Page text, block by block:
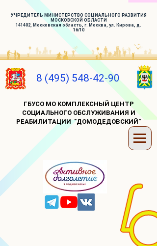
УЧРЕДИТЕЛЬ МИНИСТЕРСТВО СОЦИАЛЬНОГО РАЗВИТИЯ
МОСКОВСКОЙ ОБЛАСТИ
141402, Московская область, г. Москва, ул. Кирова, д.
16/10
8 (495) 548-42-90
ГБУСО МО КОМПЛЕКСНЫЙ ЦЕНТР
СОЦИАЛЬНОГО ОБСЛУЖИВАНИЯ И
РЕАБИЛИТАЦИИ "ДОМОДЕДОВСКИЙ"